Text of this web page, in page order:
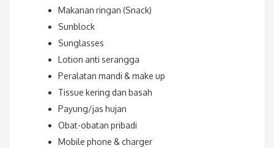
Makanan ringan (Snack)
Sunblock
Sunglasses
Lotion anti serangga
Peralatan mandi & make up
Tissue kering dan basah
Payung/jas hujan
Obat-obatan pribadi
Mobile phone & charger